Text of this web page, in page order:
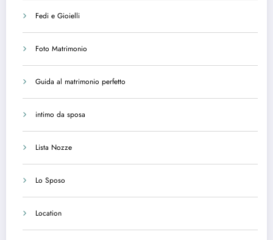
Fedi e Gioielli
Foto Matrimonio
Guida al matrimonio perfetto
intimo da sposa
Lista Nozze
Lo Sposo
Location